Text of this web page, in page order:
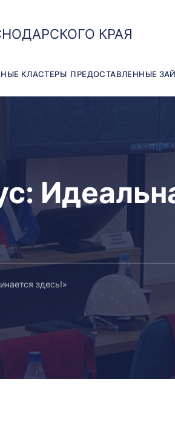
КРАЯ
КЛАСТЕРЫ ПРЕДОСТАВЛЕННЫЕ
здесь!»